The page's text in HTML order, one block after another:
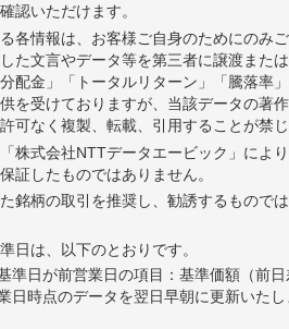
認いただけます。
各情報は、お客様ご自身のためにのみ
た文言やデータ等を第三者に譲渡また
分配金」「トータルリターン」「騰落
を受けておりますが、当該データの著
可なく複製、転載、引用することが禁
株式会社NTTデータエービック」によ
証したものではありません。
銘柄の取引を推奨し、勧誘するもので
日は、以下のとおりです。
準日が前営業日の項目：基準価額（前
日時点のデータを翌日早朝に更新いた